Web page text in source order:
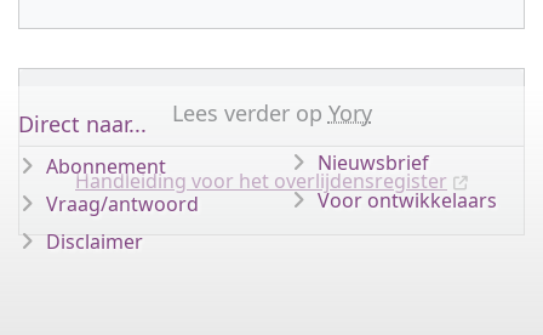
Lees verder op Yory
Handleiding voor het overlijdensregister
Direct naar...
Abonnement
Vraag/antwoord
Disclaimer
Nieuwsbrief
Voor ontwikkelaars